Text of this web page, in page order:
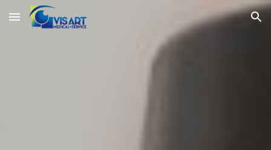
Skip to main content Skip to navigation